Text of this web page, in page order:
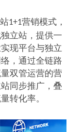
1+1营销模式，
立站 ，提供一
现平台与独立
，通过全链路
双管运营的营
同步推广，叠
转化率。